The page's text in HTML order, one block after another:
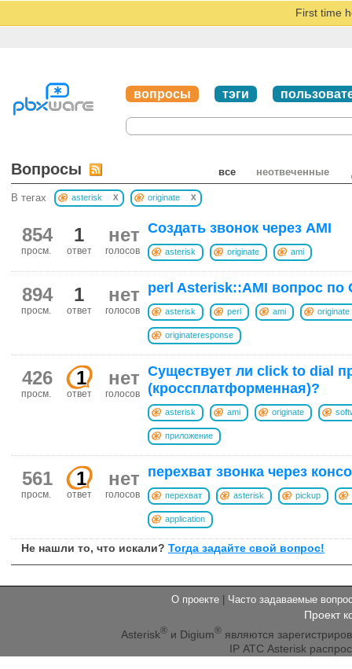
First time
вопросы тэги
все неотвеченные
Вопросы
В тегах asterisk x originate x
нет
голосов
1
ответ
854
просм.
Создать звонок через AMI
asterisk originate ami
нет
голосов
1
ответ
894
просм.
perl Asterisk::AMI вопрос по
asterisk perl ami originate
originateresponse
нет
голосов
1
ответ
426
просм.
Существует ли click to dial
(кроссплатформенная)?
asterisk ami originate
приложение
нет
голосов
1
ответ
561
просм.
перехват звонка через
перехват asterisk pickup
application
Не нашли то, что искали? Тогда задайте свой вопрос!
О проекте | Часто задаваемые
Проект
Asterisk®и Digium®являются
IP АТС Asterisk